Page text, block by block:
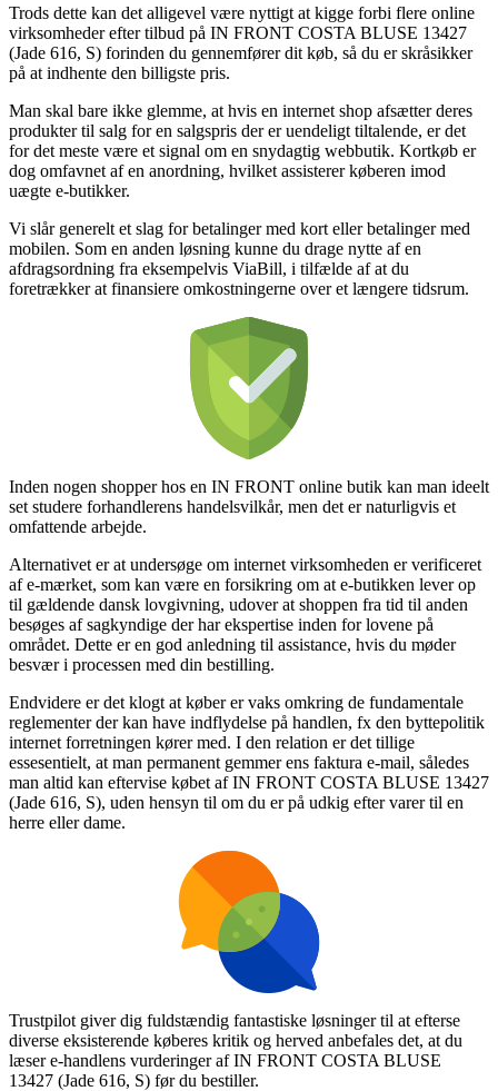
Trods dette kan det alligevel være nyttigt at kigge forbi flere online
virksomheder efter tilbud på IN FRONT COSTA BLUSE 13427
(Jade 616, S) forinden du gennemfører dit køb, så du er skråsikker
på at indhente den billigste pris.
Man skal bare ikke glemme, at hvis en internet shop afsætter deres
produkter til salg for en salgspris der er uendeligt tiltalende, er det
for det meste være et signal om en snydagtig webbutik. Kortkøb er
dog omfavnet af en anordning, hvilket assisterer køberen imod
uægte e-butikker.
Vi slår generelt et slag for betalinger med kort eller betalinger med
mobilen. Som en anden løsning kunne du drage nytte af en
afdragsordning fra eksempelvis ViaBill, i tilfælde af at du
foretrækker at finansiere omkostningerne over et længere tidsrum.
Inden nogen shopper hos en IN FRONT online butik kan man ideelt
set studere forhandlerens handelsvilkår, men det er naturligvis et
omfattende arbejde.
Alternativet er at undersøge om internet virksomheden er verificeret
af e-mærket, som kan være en forsikring om at e-butikken lever op
til gældende dansk lovgivning, udover at shoppen fra tid til anden
besøges af sagkyndige der har ekspertise inden for lovene på
området. Dette er en god anledning til assistance, hvis du møder
besvær i processen med din bestilling.
Endvidere er det klogt at køber er vaks omkring de fundamentale
reglementer der kan have indflydelse på handlen, fx den byttepolitik
internet forretningen kører med. I den relation er det tillige
essesentielt, at man permanent gemmer ens faktura e-mail, således
man altid kan eftervise købet af IN FRONT COSTA BLUSE 13427
(Jade 616, S), uden hensyn til om du er på udkig efter varer til en
herre eller dame.
Trustpilot giver dig fuldstændig fantastiske løsninger til at efterse
diverse eksisterende køberes kritik og herved anbefales det, at du
læser e-handlens vurderinger af IN FRONT COSTA BLUSE
13427 (Jade 616, S) før du bestiller.